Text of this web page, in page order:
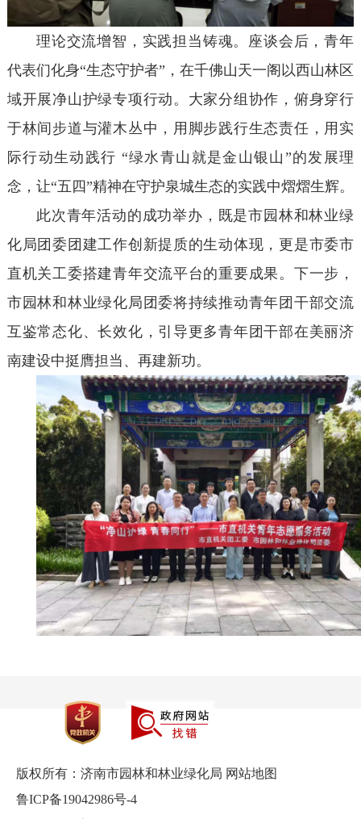
理论交流增智，实践担当铸魂。座谈会后，青年
代表们化身“生态守护者”，在千佛山天一阁以西山林区
域开展净山护绿专项行动。大家分组协作，俯身穿行
于林间步道与灌木丛中，用脚步践行生态责任，用实
际行动生动践行 “绿水青山就是金山银山”的发展理
念，让“五四”精神在守护泉城生态的实践中熠熠生辉。
此次青年活动的成功举办，既是市园林和林业绿
化局团委团建工作创新提质的生动体现，更是市委市
直机关工委搭建青年交流平台的重要成果。下一步，
市园林和林业绿化局团委将持续推动青年团干部交流
互鉴常态化、长效化，引导更多青年团干部在美丽济
南建设中挺膺担当、再建新功。
版权所有：济南市园林和林业绿化局 网站地图
鲁ICP备19042986号-4